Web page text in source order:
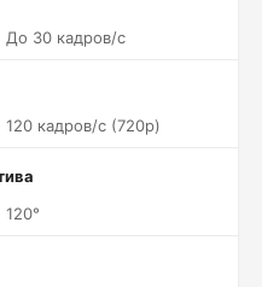
До 30 кадров/c
120 кадров/c (720p)
120°